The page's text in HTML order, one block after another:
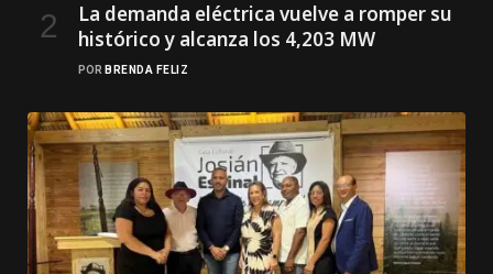
La demanda eléctrica vuelve a romper su
histórico y alcanza los 4,203 MW
POR BRENDA FELIZ